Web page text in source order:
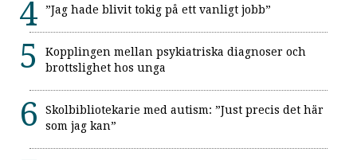
”Jag hade blivit tokig på ett vanligt jobb”
Kopplingen mellan psykiatriska diagnoser och
brottslighet hos unga
Skolbibliotekarie med autism: ”Just precis det här
som jag kan”